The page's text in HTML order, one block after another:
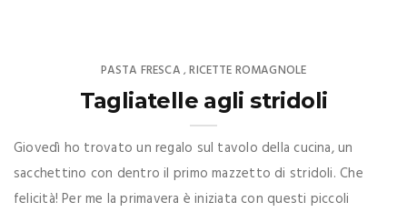
PASTA FRESCA ,RICETTE ROMAGNOLE
Tagliatelle agli stridoli
Giovedì ho trovato un regalo sul tavolo della cucina, un
sacchettino con dentro il primo mazzetto di stridoli. Che
felicità! Per me la primavera è iniziata con questi piccoli